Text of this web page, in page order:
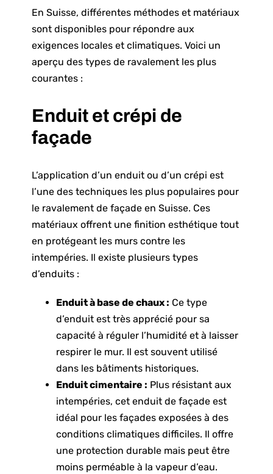
En Suisse, différentes méthodes et matériaux
sont disponibles pour répondre aux
exigences locales et climatiques. Voici un
aperçu des types de ravalement les plus
courantes :
Enduit et crépi de
façade
L’application d’un enduit ou d’un crépi est
l’une des techniques les plus populaires pour
le ravalement de façade en Suisse. Ces
matériaux offrent une finition esthétique tout
en protégeant les murs contre les
intempéries. Il existe plusieurs types
d’enduits :
Enduit à base de chaux : Ce type
d’enduit est très apprécié pour sa
capacité à réguler l’humidité et à laisser
respirer le mur. Il est souvent utilisé
dans les bâtiments historiques.
Enduit cimentaire : Plus résistant aux
intempéries, cet enduit de façade est
idéal pour les façades exposées à des
conditions climatiques difficiles. Il offre
une protection durable mais peut être
moins perméable à la vapeur d’eau.